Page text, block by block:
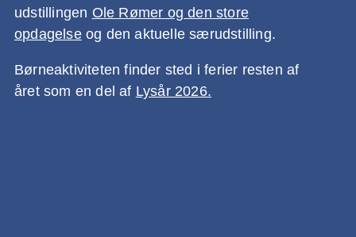
udstillingen Ole Rømer og den store
opdagelseog den aktuelle særudstilling.
Børneaktiviteten finder sted i ferier resten af
året som en del af Lysår 2026.